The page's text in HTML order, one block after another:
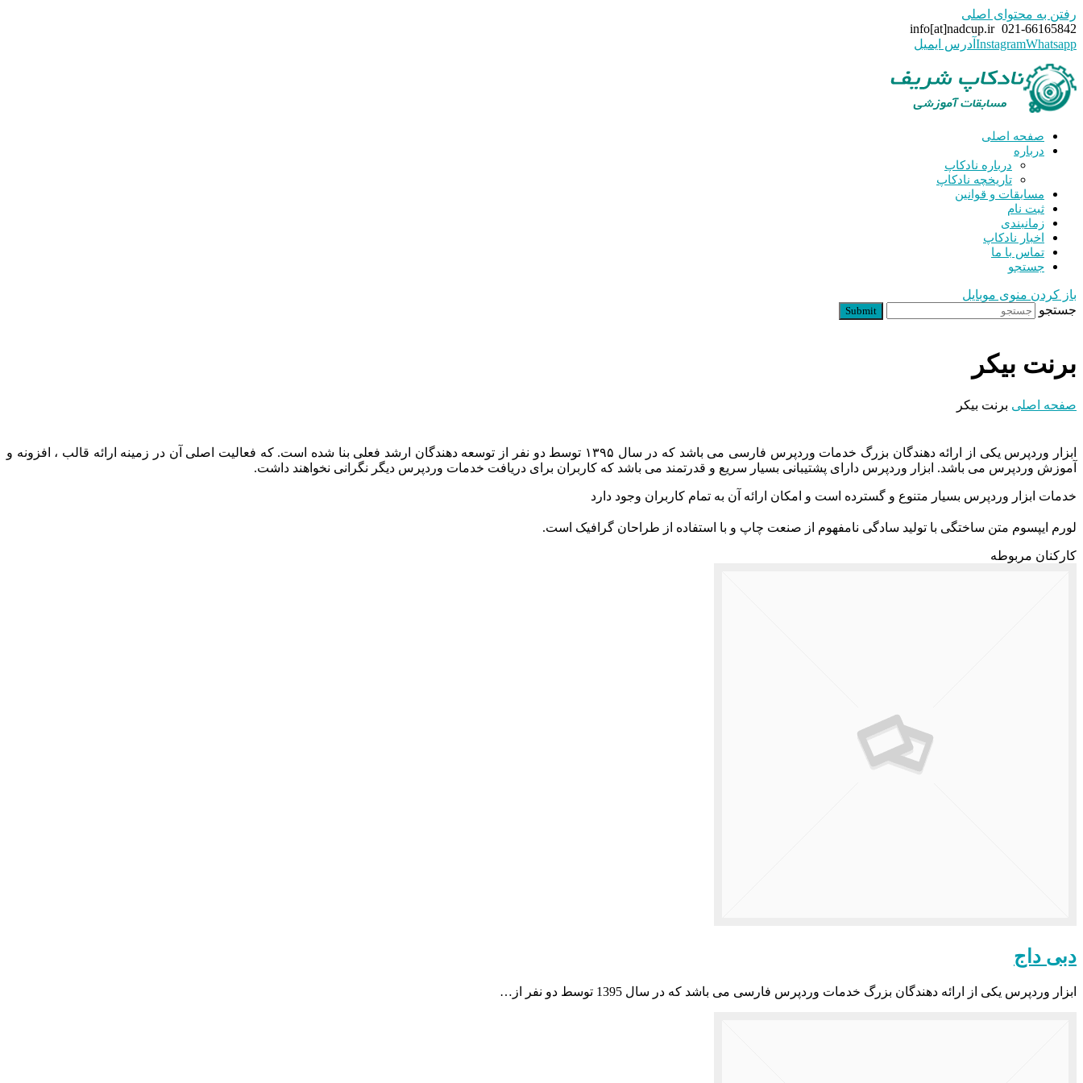
رفتن به محتوای اصلی
021-66165842
info[at]nadcup.ir
InstagramWhatsapp آدرس ایمیل
صفحه اصلی
درباره
درباره نادکاپ
تاریخچه نادکاپ
مسابقات و قوانین
ثبت نام
زمانبندی
اخبار نادکاپ
تماس با ما
جستجو
باز کردن منوی موبایل
جستجو
Submit
برنت بیکر
صفحه اصلی برنت بیکر
ابزار وردپرس یکی از ارائه دهندگان بزرگ خدمات وردپرس فارسی می باشد که در سال ۱۳۹۵ توسط دو نفر از توسعه دهندگان ارشد فعلی بنا شده است. که فعالیت اصلی آن در زمینه ارائه قالب ، افزونه و
آموزش وردپرس می باشد. ابزار وردپرس دارای پشتیبانی بسیار سریع و قدرتمند می باشد که کاربران برای دریافت خدمات وردپرس دیگر نگرانی نخواهند داشت.
خدمات ابزار وردپرس بسیار متنوع و گسترده است و امکان ارائه آن به تمام کاربران وجود دارد
لورم ایپسوم متن ساختگی با تولید سادگی نامفهوم از صنعت چاپ و با استفاده از طراحان گرافیک است.
کارکنان مربوطه
دبی داج
ابزار وردپرس یکی از ارائه دهندگان بزرگ خدمات وردپرس فارسی می باشد که در سال 1395 توسط دو نفر از…